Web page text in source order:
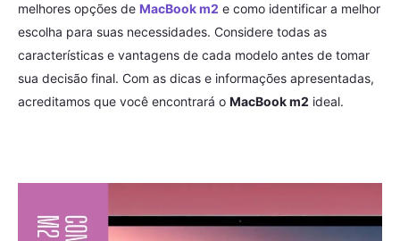
melhores opções de MacBook m2 e como identificar a melhor
escolha para suas necessidades. Considere todas as
características e vantagens de cada modelo antes de tomar
sua decisão final. Com as dicas e informações apresentadas,
acreditamos que você encontrará o MacBook m2 ideal.